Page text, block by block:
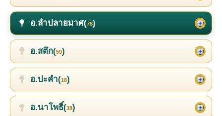
อ.ลำปลายมาศ(78)
อ.สตึก(59)
อ.ปะคำ(18)
อ.นาโพธิ์(38)